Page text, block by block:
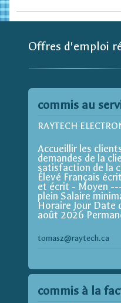
Offres d'emploi
commis au
RAYTECH
Accueillir les
demandes de la
satisfaction de la
Élevé Français
et écrit - Moyen
plein Salaire
Horaire Jour Date
août 2026
tomasz@raytech.ca
commis à la